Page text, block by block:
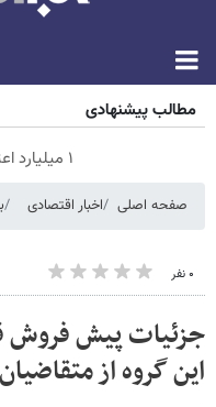
مطالب پیشنهادی
۱ میلیارد اعتبار خرید طلا | بدون ضامن و چک
صفحه اصلی اخبار اقتصادی
۰ نفر
جزئیات پیش فروش
این گروه از